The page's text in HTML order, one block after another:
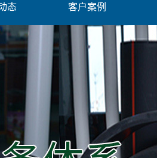
态 客户案例